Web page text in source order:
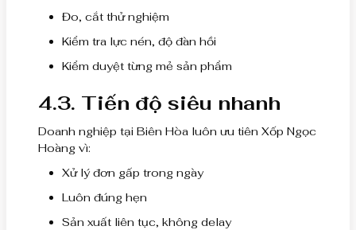
Đo, cắt thử nghiệm
Kiểm tra lực nén, độ đàn hồi
Kiểm duyệt từng mẻ sản phẩm
4.3. Tiến độ siêu nhanh
Doanh nghiệp tại Biên Hòa luôn ưu tiên Xốp Ngọc
Hoàng vì:
Xử lý đơn gấp trong ngày
Luôn đúng hẹn
Sản xuất liên tục, không delay